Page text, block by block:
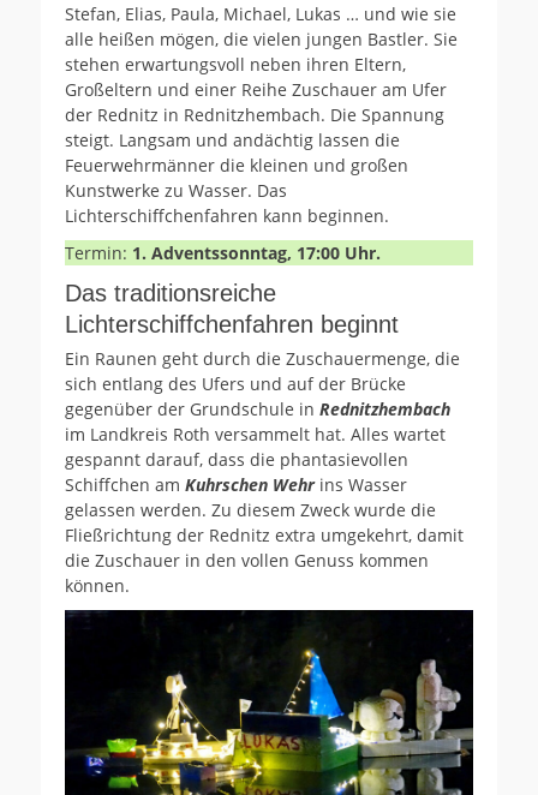
Stefan, Elias, Paula, Michael, Lukas … und wie sie
alle heißen mögen, die vielen jungen Bastler. Sie
stehen erwartungsvoll neben ihren Eltern,
Großeltern und einer Reihe Zuschauer am Ufer
der Rednitz in Rednitzhembach. Die Spannung
steigt. Langsam und andächtig lassen die
Feuerwehrmänner die kleinen und großen
Kunstwerke zu Wasser. Das
Lichterschiffchenfahren kann beginnen.
Termin: 1. Adventssonntag, 17:00 Uhr.
Das traditionsreiche
Lichterschiffchenfahren beginnt
Ein Raunen geht durch die Zuschauermenge, die
sich entlang des Ufers und auf der Brücke
gegenüber der Grundschule in Rednitzhembach
im Landkreis Roth versammelt hat. Alles wartet
gespannt darauf, dass die phantasievollen
Schiffchen am Kuhrschen Wehrins Wasser
gelassen werden. Zu diesem Zweck wurde die
Fließrichtung der Rednitz extra umgekehrt, damit
die Zuschauer in den vollen Genuss kommen
können.